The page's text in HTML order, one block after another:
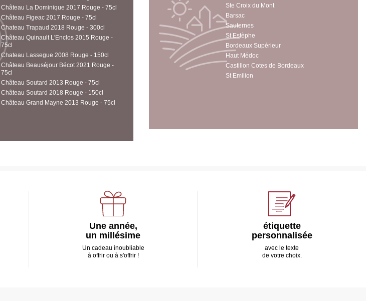
Château La Dominique 2017 Rouge - 75cl
Château Figeac 2017 Rouge - 75cl
Chateau Trapaud 2018 Rouge - 300cl
Château Quinault L'Enclos 2015 Rouge -
75cl
Chateau Lassegue 2008 Rouge - 150cl
Château Beauséjour Bécot 2021 Rouge -
75cl
Château Soutard 2013 Rouge - 75cl
Château Soutard 2018 Rouge - 150cl
Château Grand Mayne 2013 Rouge - 75cl
Ste Croix du Mont
Barsac
Sauternes
St Estèphe
Bordeaux Supérieur
Haut Médoc
Castillon Cotes de Bordeaux
St Emilion
Une année,
un millésime
Un cadeau inoubliable
à offrir ou à s'offrir !
étiquette
personnalisée
avec le texte
de votre choix.